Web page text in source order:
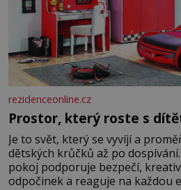
rezidenceonline.cz
Prostor, který roste s
Je to svět, který se vyvíjí a
dětských krůčků až po
pokoj podporuje bezpečí,
odpočinek a reaguje na každou